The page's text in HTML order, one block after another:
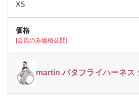
XS
[会員のみ価格公開]
martin バタフライハーネス